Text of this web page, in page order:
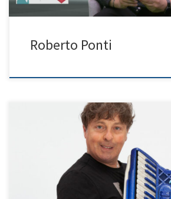
Roberto Ponti
Programma: Ancora una canzone